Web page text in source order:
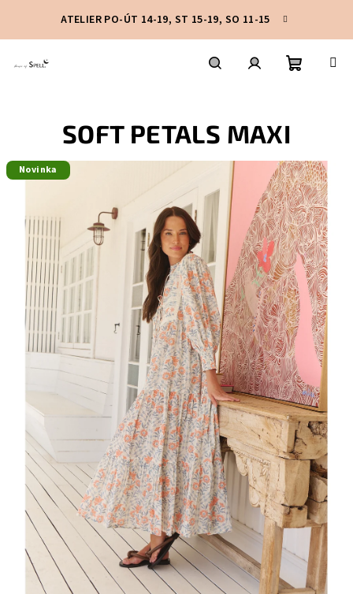
obsah
ATELIER PO-ÚT 14-19, ST 15-19, SO 11-15
SOFT PETALS MAXI
Novinka